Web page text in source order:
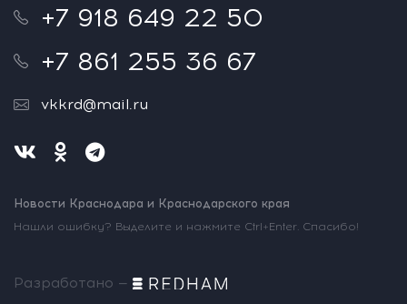
+7 918 649 22 50
+7 861 255 36 67
vkkrd@mail.ru
Новости Краснодара и Краснодарского края
Нашли ошибку? Выделите и нажмите Ctrl+Enter. Спасибо!
Разработано —